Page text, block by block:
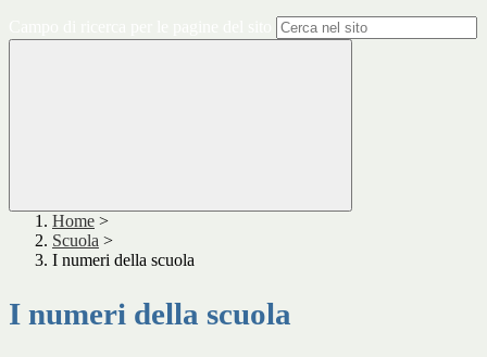
Home >
Scuola >
I numeri della scuola
I numeri della scuola